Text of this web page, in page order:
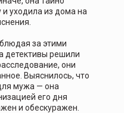
уходила из дома на
за этими
детективы решили
они
Выяснилось, что
мужа — она
его дня
и обескуражен.